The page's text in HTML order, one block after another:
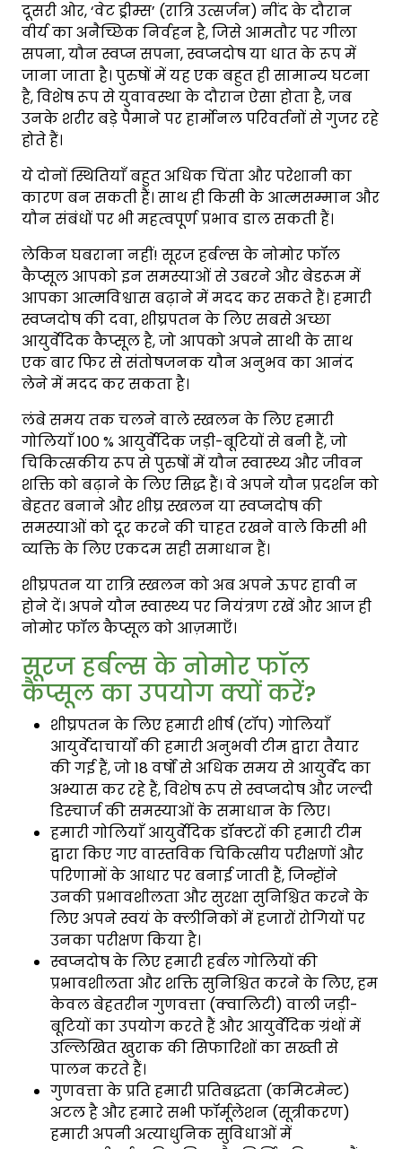
दूसरी ओर, ‘वेट ड्रीम्स’ (रात्रि उत्सर्जन) नींद के दौरान
वीर्य का अनैच्छिक निर्वहन है, जिसे आमतौर पर गीला
सपना, यौन स्वप्न सपना, स्वप्नदोष या धात के रूप में
जाना जाता है। पुरुषों में यह एक बहुत ही सामान्य घटना
है, विशेष रूप से युवावस्था के दौरान ऐसा होता है, जब
उनके शरीर बड़े पैमाने पर हार्मोनल परिवर्तनों से गुजर रहे
होते हैं।
ये दोनों स्थितियाँ बहुत अधिक चिंता और परेशानी का
कारण बन सकती हैं। साथ ही किसी के आत्मसम्मान और
यौन संबंधों पर भी महत्वपूर्ण प्रभाव डाल सकती हैं।
लेकिन घबराना नहीं! सूरज हर्बल्स के नोमोर फॉल
कैप्सूल आपको इन समस्याओं से उबरने और बेडरूम में
आपका आत्मविश्वास बढ़ाने में मदद कर सकते हैं। हमारी
स्वप्नदोष की दवा, शीघ्रपतन के लिए सबसे अच्छा
आयुर्वेदिक कैप्सूल है, जो आपको अपने साथी के साथ
एक बार फिर से संतोषजनक यौन अनुभव का आनंद
लेने में मदद कर सकता है।
लंबे समय तक चलने वाले स्खलन के लिए हमारी
गोलियाँ 100 % आयुर्वेदिक जड़ी-बूटियों से बनी हैं, जो
चिकित्सकीय रूप से पुरुषों में यौन स्वास्थ्य और जीवन
शक्ति को बढ़ाने के लिए सिद्ध हैं। वे अपने यौन प्रदर्शन को
बेहतर बनाने और शीघ्र स्खलन या स्वप्नदोष की
समस्याओं को दूर करने की चाहत रखने वाले किसी भी
व्यक्ति के लिए एकदम सही समाधान हैं।
शीघ्रपतन या रात्रि स्खलन को अब अपने ऊपर हावी न
होने दें। अपने यौन स्वास्थ्य पर नियंत्रण रखें और आज ही
नोमोर फॉल कैप्सूल को आज़माएँ।
सूरज हर्बल्स के नोमोर फॉल
कैप्सूल का उपयोग क्यों करें?
शीघ्रपतन के लिए हमारी शीर्ष (टॉप) गोलियाँ
आयुर्वेदाचार्यों की हमारी अनुभवी टीम द्वारा तैयार
की गई हैं, जो 18 वर्षों से अधिक समय से आयुर्वेद का
अभ्यास कर रहे हैं, विशेष रूप से स्वप्नदोष और जल्दी
डिस्चार्ज की समस्याओं के समाधान के लिए।
हमारी गोलियाँ आयुर्वेदिक डॉक्टरों की हमारी टीम
द्वारा किए गए वास्तविक चिकित्सीय परीक्षणों और
परिणामों के आधार पर बनाई जाती हैं, जिन्होंने
उनकी प्रभावशीलता और सुरक्षा सुनिश्चित करने के
लिए अपने स्वयं के क्लीनिकों में हजारों रोगियों पर
उनका परीक्षण किया है।
स्वप्नदोष के लिए हमारी हर्बल गोलियों की
प्रभावशीलता और शक्ति सुनिश्चित करने के लिए, हम
केवल बेहतरीन गुणवत्ता (क्वालिटी) वाली जड़ी-
बूटियों का उपयोग करते हैं और आयुर्वेदिक ग्रंथों में
उल्लिखित खुराक की सिफारिशों का सख्ती से
पालन करते हैं।
गुणवत्ता के प्रति हमारी प्रतिबद्धता (कमिटमेन्ट)
अटल है और हमारे सभी फॉर्मूलेशन (सूत्रीकरण)
हमारी अपनी अत्याधुनिक सुविधाओं में